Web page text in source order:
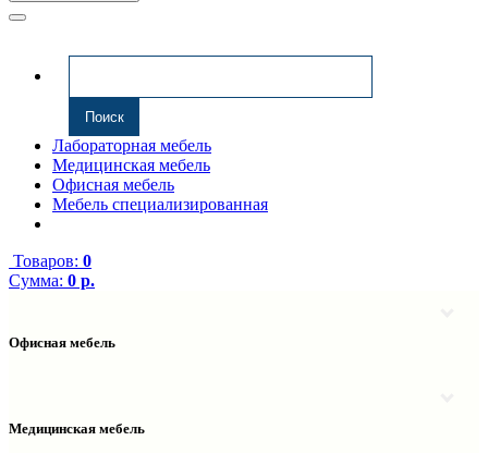
Лабораторная мебель
Медицинская мебель
Офисная мебель
Мебель специализированная
Товаров: 0
Сумма: 0 р.
Офисная мебель
Надстройки
Медицинская мебель